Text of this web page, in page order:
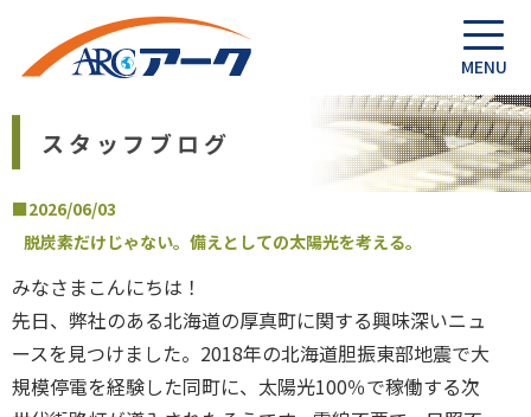
スタッフブログ
■2026/06/03
脱炭素だけじゃない。備えとしての太陽光を考える。
みなさまこんにちは！
先日、弊社のある北海道の厚真町に関する興味深いニュ
ースを見つけました。2018年の北海道胆振東部地震で大
規模停電を経験した同町に、太陽光100％で稼働する次